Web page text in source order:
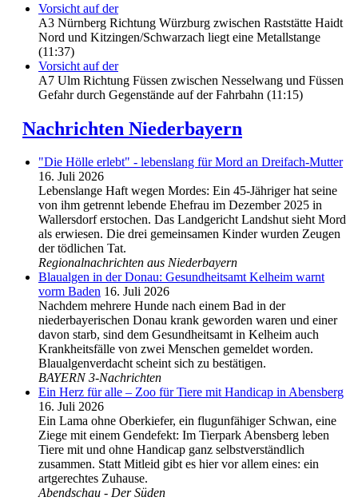
Vorsicht auf der
A3 Nürnberg Richtung Würzburg zwischen Raststätte Haidt
Nord und Kitzingen/Schwarzach liegt eine Metallstange
(11:37)
Vorsicht auf der
A7 Ulm Richtung Füssen zwischen Nesselwang und Füssen
Gefahr durch Gegenstände auf der Fahrbahn (11:15)
Nachrichten Niederbayern
"Die Hölle erlebt" - lebenslang für Mord an Dreifach-Mutter
16. Juli 2026
Lebenslange Haft wegen Mordes: Ein 45-Jähriger hat seine
von ihm getrennt lebende Ehefrau im Dezember 2025 in
Wallersdorf erstochen. Das Landgericht Landshut sieht Mord
als erwiesen. Die drei gemeinsamen Kinder wurden Zeugen
der tödlichen Tat.
Regionalnachrichten aus Niederbayern
Blaualgen in der Donau: Gesundheitsamt Kelheim warnt
vorm Baden 16. Juli 2026
Nachdem mehrere Hunde nach einem Bad in der
niederbayerischen Donau krank geworden waren und einer
davon starb, sind dem Gesundheitsamt in Kelheim auch
Krankheitsfälle von zwei Menschen gemeldet worden.
Blaualgenverdacht scheint sich zu bestätigen.
BAYERN 3-Nachrichten
Ein Herz für alle – Zoo für Tiere mit Handicap in Abensberg
16. Juli 2026
Ein Lama ohne Oberkiefer, ein flugunfähiger Schwan, eine
Ziege mit einem Gendefekt: Im Tierpark Abensberg leben
Tiere mit und ohne Handicap ganz selbstverständlich
zusammen. Statt Mitleid gibt es hier vor allem eines: ein
artgerechtes Zuhause.
Abendschau - Der Süden